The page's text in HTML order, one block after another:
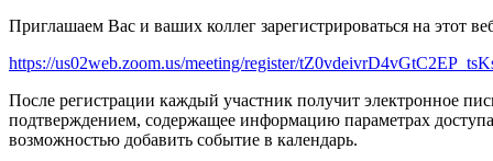
Приглашаем Вас и ваших коллег зарегистрироваться на этот
https://us02web.zoom.us/meeting/register/
После регистрации каждый участник получит электронное
подтверждением, содержащее информацию параметрах
возможностью добавить событие в календарь.